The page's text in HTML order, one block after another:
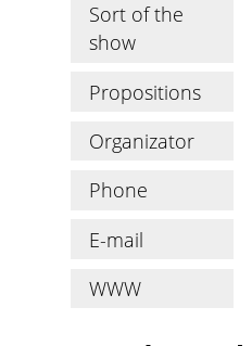
Sort of the
show
Propositions
Organizator
Phone
E-mail
WWW